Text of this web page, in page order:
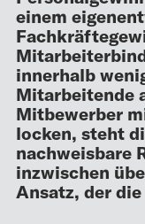
einem
innerhalb
Mitarbeitende
Mitbewerber
locken, steht
nachweisbare
inzwischen
Ansatz, der